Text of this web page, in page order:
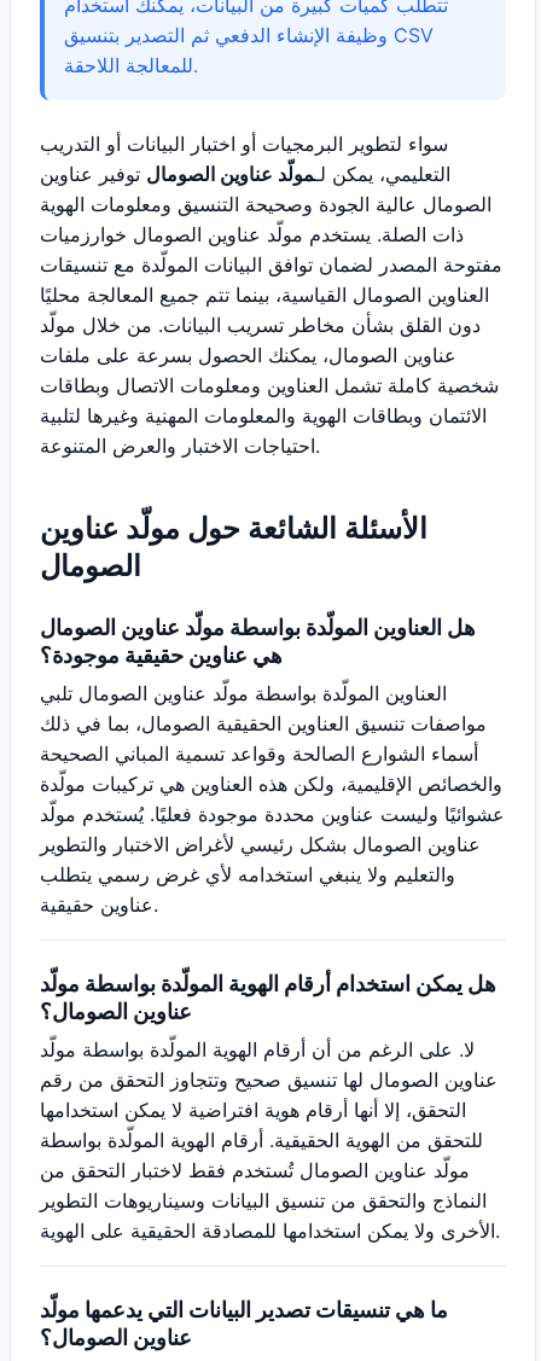
تتطلب كميات كبيرة من البيانات، يمكنك استخدام
وظيفة الإنشاء الدفعي ثم التصدير بتنسيق CSV
للمعالجة اللاحقة.
سواء لتطوير البرمجيات أو اختبار البيانات أو التدريب
التعليمي، يمكن لـمولّد عناوين الصومال توفير عناوين
الصومال عالية الجودة وصحيحة التنسيق ومعلومات الهوية
ذات الصلة. يستخدم مولّد عناوين الصومال خوارزميات
مفتوحة المصدر لضمان توافق البيانات المولّدة مع تنسيقات
العناوين الصومال القياسية، بينما تتم جميع المعالجة محليًا
دون القلق بشأن مخاطر تسريب البيانات. من خلال مولّد
عناوين الصومال، يمكنك الحصول بسرعة على ملفات
شخصية كاملة تشمل العناوين ومعلومات الاتصال وبطاقات
الائتمان وبطاقات الهوية والمعلومات المهنية وغيرها لتلبية
احتياجات الاختبار والعرض المتنوعة.
الأسئلة الشائعة حول مولّد عناوين
الصومال
هل العناوين المولّدة بواسطة مولّد عناوين الصومال
هي عناوين حقيقية موجودة؟
العناوين المولّدة بواسطة مولّد عناوين الصومال تلبي
مواصفات تنسيق العناوين الحقيقية الصومال، بما في ذلك
أسماء الشوارع الصالحة وقواعد تسمية المباني الصحيحة
والخصائص الإقليمية، ولكن هذه العناوين هي تركيبات مولّدة
عشوائيًا وليست عناوين محددة موجودة فعليًا. يُستخدم مولّد
عناوين الصومال بشكل رئيسي لأغراض الاختبار والتطوير
والتعليم ولا ينبغي استخدامه لأي غرض رسمي يتطلب
عناوين حقيقية.
هل يمكن استخدام أرقام الهوية المولّدة بواسطة مولّد
عناوين الصومال؟
لا. على الرغم من أن أرقام الهوية المولّدة بواسطة مولّد
عناوين الصومال لها تنسيق صحيح وتتجاوز التحقق من رقم
التحقق، إلا أنها أرقام هوية افتراضية لا يمكن استخدامها
للتحقق من الهوية الحقيقية. أرقام الهوية المولّدة بواسطة
مولّد عناوين الصومال تُستخدم فقط لاختبار التحقق من
النماذج والتحقق من تنسيق البيانات وسيناريوهات التطوير
الأخرى ولا يمكن استخدامها للمصادقة الحقيقية على الهوية.
ما هي تنسيقات تصدير البيانات التي يدعمها مولّد
عناوين الصومال؟